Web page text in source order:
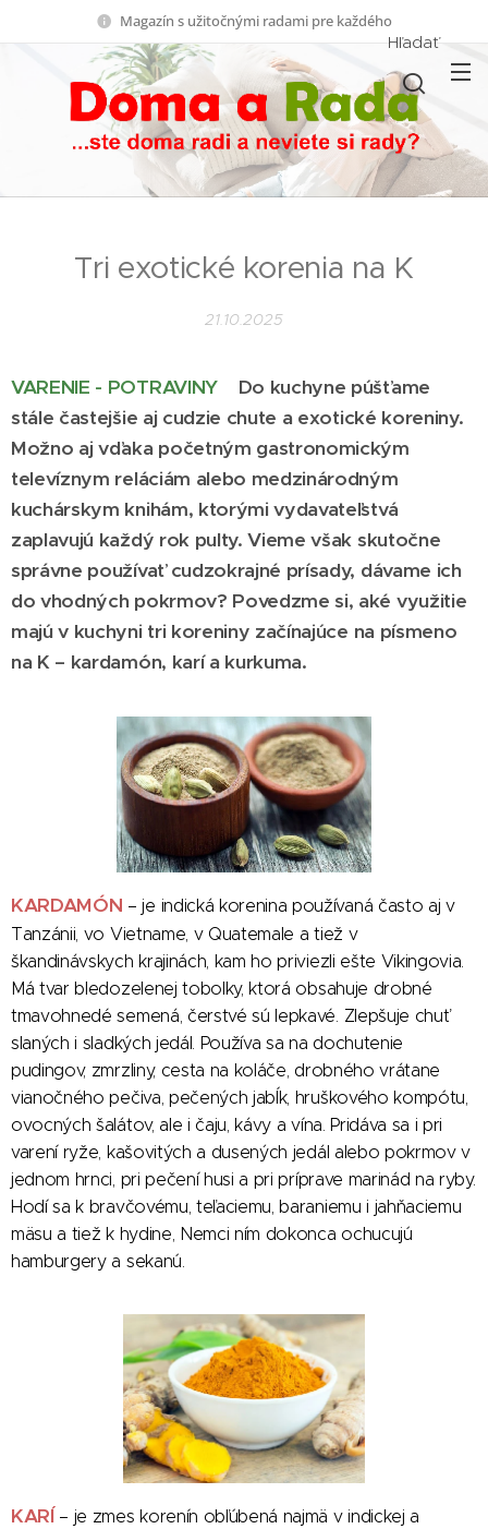
Magazín s užitočnými radami pre každého
Hľadať
Tri exotické korenia na K
21.10.2025
VARENIE - POTRAVINY
Do kuchyne púšťame
stále častejšie aj cudzie chute a exotické koreniny.
Možno aj vďaka početným gastronomickým
televíznym reláciám alebo medzinárodným
kuchárskym knihám, ktorými vydavateľstvá
zaplavujú každý rok pulty. Vieme však skutočne
správne používať cudzokrajné prísady, dávame ich
do vhodných pokrmov? Povedzme si, aké využitie
majú v kuchyni tri koreniny začínajúce na písmeno
na K – kardamón, karí a kurkuma.
KARDAMÓN – je indická korenina používaná často aj v
Tanzánii, vo Vietname, v Quatemale a tiež v
škandinávskych krajinách, kam ho priviezli ešte Vikingovia.
Má tvar bledozelenej tobolky, ktorá obsahuje drobné
tmavohnedé semená, čerstvé sú lepkavé. Zlepšuje chuť
slaných i sladkých jedál. Používa sa na dochutenie
pudingov, zmrzliny, cesta na koláče, drobného vrátane
vianočného pečiva, pečených jabĺk, hruškového kompótu,
ovocných šalátov, ale i čaju, kávy a vína. Pridáva sa i pri
varení ryže, kašovitých a dusených jedál alebo pokrmov v
jednom hrnci, pri pečení husi a pri príprave marinád na ryby.
Hodí sa k bravčovému, teľaciemu, baraniemu i jahňaciemu
mäsu a tiež k hydine, Nemci ním dokonca ochucujú
hamburgery a sekanú.
KARÍ – je zmes korenín obľúbená najmä v indickej a